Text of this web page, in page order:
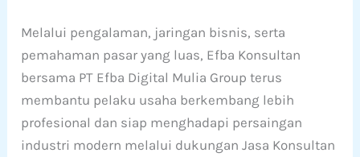
Melalui pengalaman, jaringan bisnis, serta
pemahaman pasar yang luas, Efba Konsultan
bersama PT Efba Digital Mulia Group terus
membantu pelaku usaha berkembang lebih
profesional dan siap menghadapi persaingan
industri modern melalui dukungan Jasa Konsultan